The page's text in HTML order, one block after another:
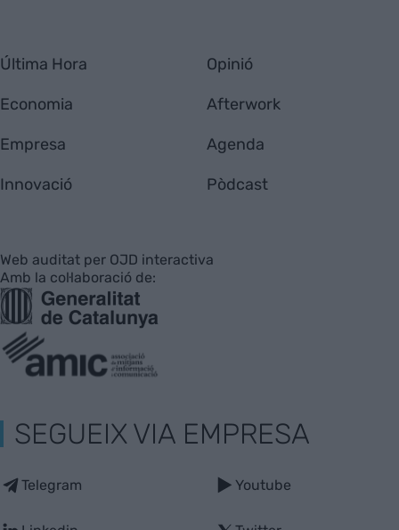
Última Hora
Economia
Empresa
Innovació
Opinió
Afterwork
Agenda
Pòdcast
Web auditat per OJD interactiva
Amb la col·laboració de:
SEGUEIX VIA EMPRESA
Telegram Youtube